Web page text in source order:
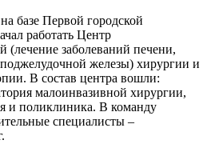
базе Первой городской
работать Центр
(лечение заболеваний печени,
железы) хирургии и
В состав центра вошли:
малоинвазивной хирургии,
и поликлиника. В команду
специалисты –